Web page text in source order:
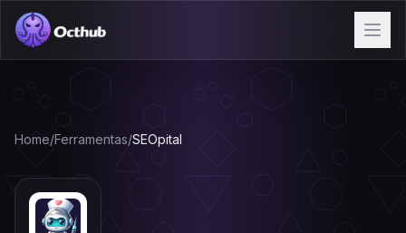
Home/Ferramentas/SEOpital